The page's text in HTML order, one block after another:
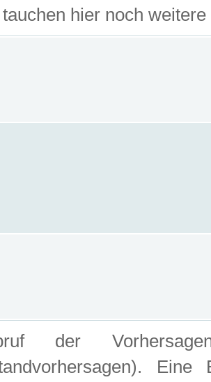
hier noch weitere
der